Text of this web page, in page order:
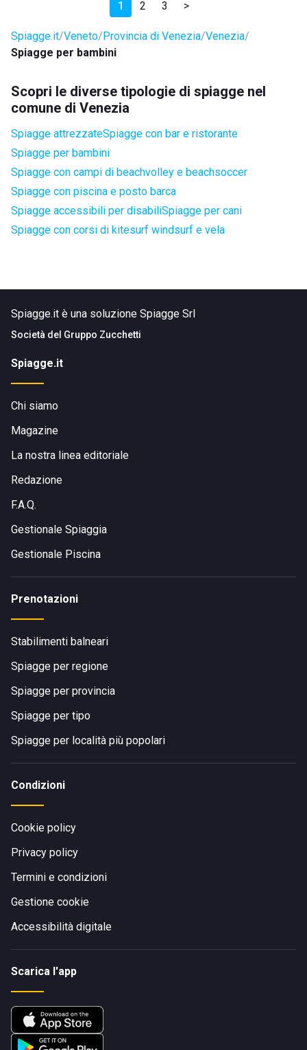
1 2 3 >
Spiagge.it Veneto Provincia di Venezia Venezia
Spiagge per bambini
Scopri le diverse tipologie di spiagge nel
comune di Venezia
Spiagge attrezzateSpiagge con bar e ristorante
Spiagge per bambini
Spiagge con campi di beachvolley e beachsoccer
Spiagge con piscina e posto barca
Spiagge accessibili per disabiliSpiagge per cani
Spiagge con corsi di kitesurf windsurf e vela
Spiagge.it è una soluzione Spiagge Srl
Società del Gruppo Zucchetti
Spiagge.it
Chi siamo
Magazine
La nostra linea editoriale
Redazione
F.A.Q.
Gestionale Spiaggia
Gestionale Piscina
Prenotazioni
Stabilimenti balneari
Spiagge per regione
Spiagge per provincia
Spiagge per tipo
Spiagge per località più popolari
Condizioni
Cookie policy
Privacy policy
Termini e condizioni
Gestione cookie
Accessibilità digitale
Scarica l'app